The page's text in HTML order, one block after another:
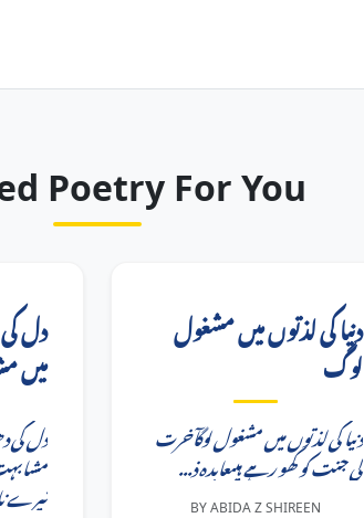
Poetry For You
دل
میں
دل کی
تیرے
دنیا کی لذتوں میں مشغول
لوگ
دنیا کی لذتوں میں مشغول لوگآخرت
کی جنت کو کھو رہے ہیںعابدہ ذ...
BY ABIDA Z SHIREEN